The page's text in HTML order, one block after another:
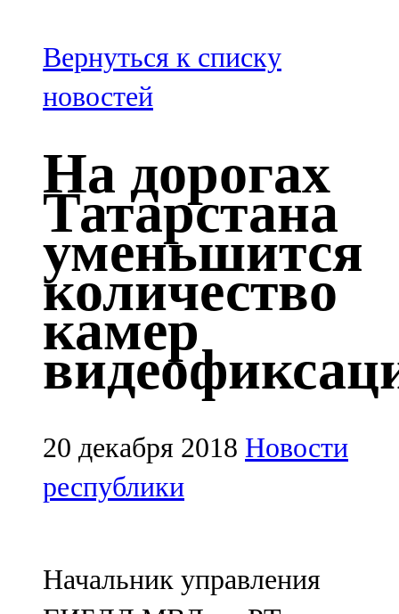
100,3 FM
Зәй
106,6 FM
Кадыбаш
105,2 FM
Казан
91,5 FM
Кайбыч
106,1 FM
Кама тамагы
71,51 FM
Кукмара
107,9 FM
102,1 FM
Вернуться к списку
новостей
На дорогах
Татарстана
уменьшится
количество
камер
20 декабря 2018 Новости
республики
Начальник управления